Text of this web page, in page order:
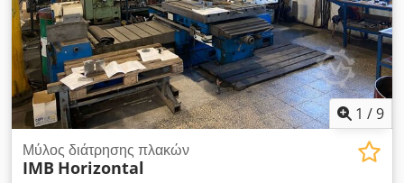
1 /9
Μύλος διάτρησης πλακών
IMB Horizontal